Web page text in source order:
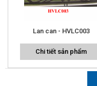
Lan can - HVLC003
Chi tiết sản phẩm